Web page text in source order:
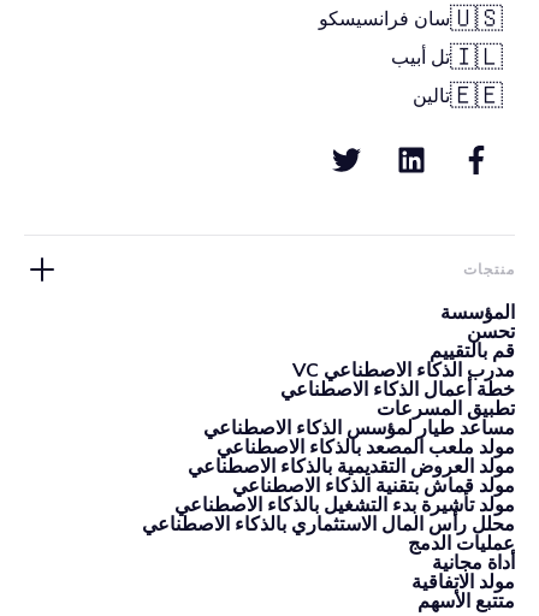
🇺🇸سان فرانسيسكو
🇮🇱تل أبيب
🇪🇪تالين
منتجات
المؤسسة
تحسن
قم بالتقييم
مدرب الذكاء الاصطناعي VC
خطة أعمال الذكاء الاصطناعي
تطبيق المسرعات
مساعد طيار لمؤسس الذكاء الاصطناعي
مولد ملعب المصعد بالذكاء الاصطناعي
مولد العروض التقديمية بالذكاء الاصطناعي
مولد قماش بتقنية الذكاء الاصطناعي
مولد تأشيرة بدء التشغيل بالذكاء الاصطناعي
محلل رأس المال الاستثماري بالذكاء الاصطناعي
عمليات الدمج
أداة مجانية
مولد الاتفاقية
متتبع الأسهم